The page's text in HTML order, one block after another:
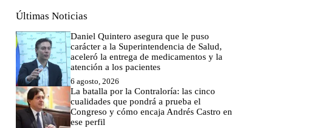
Últimas Noticias
Daniel Quintero asegura que le puso
carácter a la Superintendencia de Salud,
aceleró la entrega de medicamentos y la
atención a los pacientes
6 agosto, 2026
La batalla por la Contraloría: las cinco
cualidades que pondrá a prueba el
Congreso y cómo encaja Andrés Castro en
ese perfil